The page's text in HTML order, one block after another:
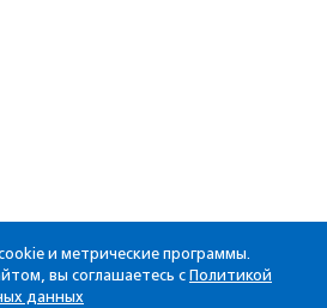
и метрические программы.
вы соглашаетесь с Политикой
данных